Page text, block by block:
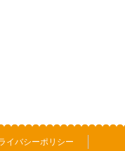
イバシーポリシー